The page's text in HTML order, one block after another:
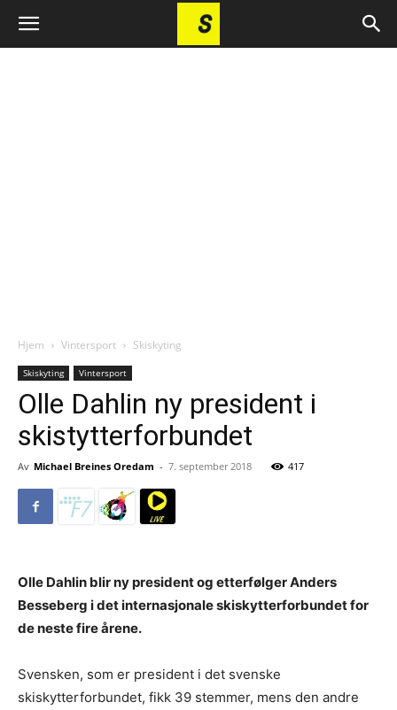
Hjem Vintersport Skiskyting
Skiskyting Vintersport
Olle Dahlin ny president i
skistytterforbundet
Av Michael Breines Oredam - 7. september 2018 417
Olle Dahlin blir ny president og etterfølger Anders
Besseberg i det internasjonale skiskytterforbundet for
de neste fire årene.
Svensken, som er president i det svenske
skiskytterforbundet, fikk 39 stemmer, mens den andre